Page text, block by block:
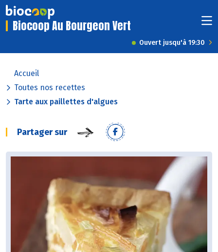
Biocoop Au Bourgeon Vert
Ouvert jusqu'à 19:30
Accueil
Toutes nos recettes
Tarte aux paillettes d'algues
Partager sur